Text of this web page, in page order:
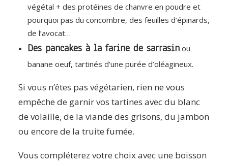
végétal + des protéines de chanvre en poudre et
pourquoi pas du concombre, des feuilles d’épinards,
de l’avocat…
Des pancakes à la farine de sarrasin ou
banane oeuf, tartinés d’une purée d’oléagineux.
Si vous n’êtes pas végétarien, rien ne vous
empêche de garnir vos tartines avec du blanc
de volaille, de la viande des grisons, du jambon
ou encore de la truite fumée.
Vous compléterez votre choix avec une boisson